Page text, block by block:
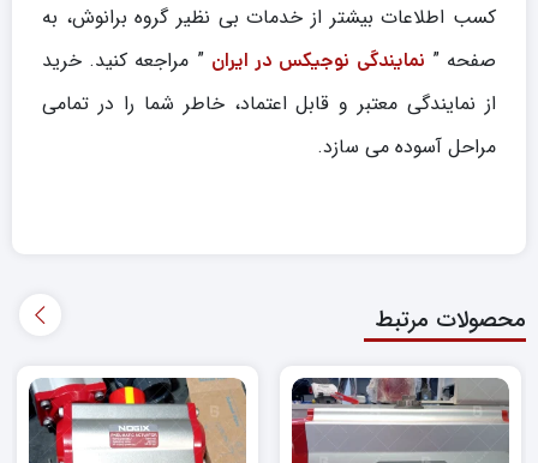
کسب اطلاعات بیشتر از خدمات بی نظیر گروه برانوش، به
صفحه ” نمایندگی نوجیکس در ایران ” مراجعه کنید. خرید
از نمایندگی معتبر و قابل اعتماد، خاطر شما را در تمامی
مراحل آسوده می سازد.
محصولات مرتبط